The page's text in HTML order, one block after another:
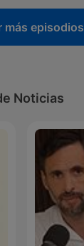
más episodios
Noticias